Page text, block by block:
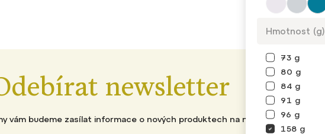
Hmotnost (g)
73 g
80 g
84 g
91 g
96 g
158 g
newsletter
vám budeme zasílat informace o nových produktech na našem e-shopu.